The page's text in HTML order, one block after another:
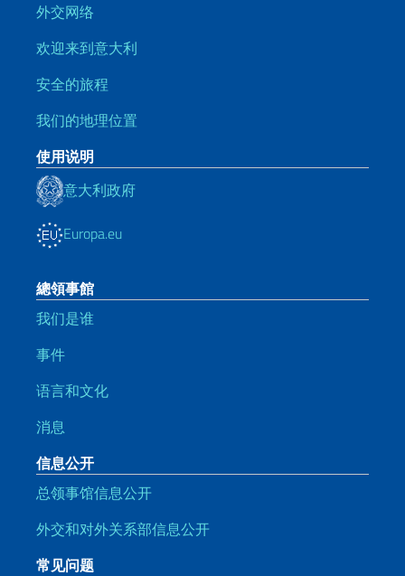
外交网络
欢迎来到意大利
安全的旅程
我们的地理位置
使用说明
意大利政府
Europa.eu
總領事館
我们是谁
事件
语言和文化
消息
信息公开
总领事馆信息公开
外交和对外关系部信息公开
常见问题